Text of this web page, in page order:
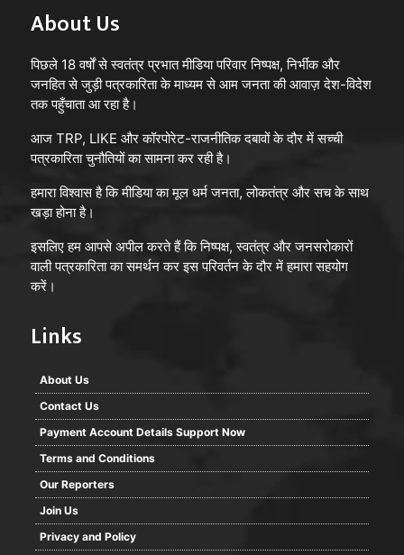
About Us
पिछले 18 वर्षों से स्वतंत्र प्रभात मीडिया परिवार निष्पक्ष, निर्भीक और
जनहित से जुड़ी पत्रकारिता के माध्यम से आम जनता की आवाज़ देश-विदेश
तक पहुँचाता आ रहा है।
आज TRP, LIKE और कॉरपोरेट-राजनीतिक दबावों के दौर में सच्ची
पत्रकारिता चुनौतियों का सामना कर रही है।
हमारा विश्वास है कि मीडिया का मूल धर्म जनता, लोकतंत्र और सच के साथ
खड़ा होना है।
इसलिए हम आपसे अपील करते हैं कि निष्पक्ष, स्वतंत्र और जनसरोकारों
वाली पत्रकारिता का समर्थन कर इस परिवर्तन के दौर में हमारा सहयोग
करें।
Links
About Us
Contact Us
Payment Account Details Support Now
Terms and Conditions
Our Reporters
Join Us
Privacy and Policy